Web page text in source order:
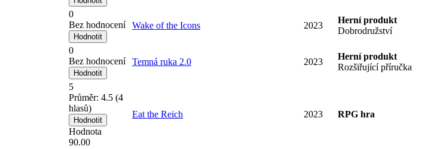
0
Bez hodnocení
Wake of the Icons 2023
Herní produkt
Dobrodružství
0
Bez hodnocení
Temná ruka 2.0 2023
Herní produkt
Rozšiřující příručka
5
Průměr: 4.5 (4
hlasů)
Hodnota
90.00
Eat the Reich 2023 RPG hra